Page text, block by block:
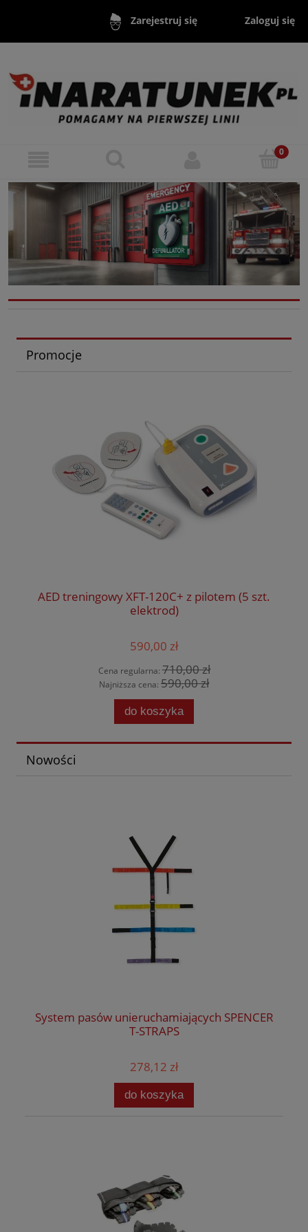
Zarejestruj się Zaloguj się
Promocje
AED treningowy XFT-120C+ z pilotem (5 szt.
elektrod)
590,00 zł
Cena regularna:710,00 zł
Najniższa cena: 590,00 zł
do koszyka
Nowości
System pasów unieruchamiających SPENCER
T-STRAPS
278,12 zł
do koszyka